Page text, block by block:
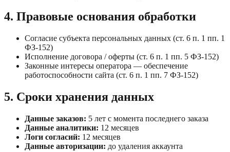
4. Правовые основания обработки
Согласие субъекта персональных данных (ст. 6 п. 1 пп. 1
ФЗ-152)
Исполнение договора / оферты (ст. 6 п. 1 пп. 5 ФЗ-152)
Законные интересы оператора — обеспечение
работоспособности сайта (ст. 6 п. 1 пп. 7 ФЗ-152)
5. Сроки хранения данных
Данные заказов: 5 лет с момента последнего заказа
Данные аналитики: 12 месяцев
Логи согласий: 12 месяцев
Данные авторизации: до удаления аккаунта